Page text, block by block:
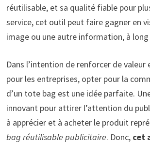
réutilisable, et sa qualité fiable pour
service, cet outil peut faire gagner en
image ou une autre information, à
Dans l’intention de renforcer de valeur
pour les entreprises, opter pour la
d’un tote bag est une idée parfaite.
innovant pour attirer l’attention du
à apprécier et à acheter le produit
bag réutilisable publicitaire. Donc, cet